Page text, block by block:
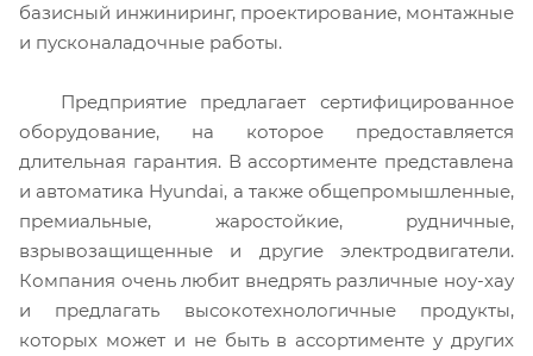
базисный инжиниринг, проектирование, монтажные
и пусконаладочные работы.
Предприятие предлагает сертифицированное
оборудование, на которое предоставляется
длительная гарантия. В ассортименте представлена
и автоматика Hyundai, а также общепромышленные,
премиальные, жаростойкие, рудничные,
взрывозащищенные и другие электродвигатели.
Компания очень любит внедрять различные ноу-хау
и предлагать высокотехнологичные продукты,
которых может и не быть в ассортименте у других